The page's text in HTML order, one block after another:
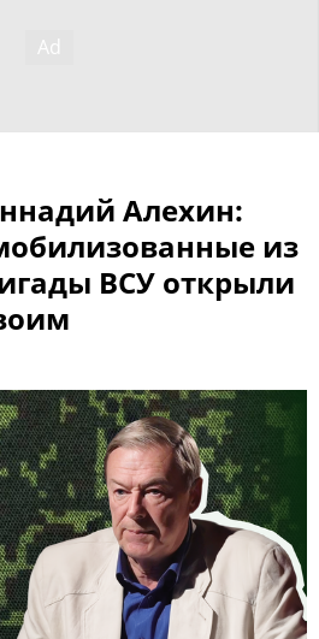
Алехин:
из
ВСУ открыли